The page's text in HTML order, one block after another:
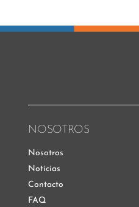
NOSOTROS
Nosotros
Noticias
Contacto
FAQ